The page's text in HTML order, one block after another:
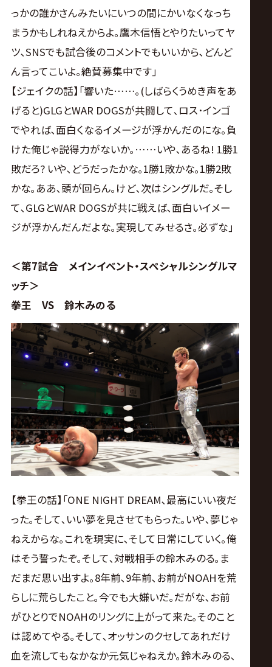
っかの誰かさんみたいにいつの間にかいなくなっち
まうかもしれねえからよ｡鷹木信悟とやりたいってヤ
ツ､SNSでも試合後のコメントでもいいから､どんど
ん言ってこいよ｡絶賛募集中です｣
【ジェイクの話】｢響いた……｡(しばらくうめき声をあ
げると)GLGとWAR DOGSが共闘して､ロス･インゴ
でやれば､面白くなるイメージが浮かんだのにな｡負
けた俺じゃ説得力がないか｡……いや､あるね! 1勝1
敗だろ? いや､どうだったかな｡1勝1敗かな｡1勝2敗
かな｡ああ､頭が回らん｡けど､次はシングルだ｡そし
て､GLGとWAR DOGSが共に戦えば､面白いイメー
ジが浮かんだんだよな｡実現してみせるさ｡必ずな｣
＜第7試合 メインイベント・スペシャルシングルマ
ッチ＞
拳王 VS 鈴木みのる
【拳王の話】｢ONE NIGHT DREAM､最高にいい夜だ
った｡そして､いい夢を見させてもらった｡いや､夢じゃ
ねえからな｡これを現実に､そして日常にしていく｡俺
はそう誓ったぞ｡そして､対戦相手の鈴木みのる｡ま
だまだ思い出すよ｡8年前､9年前､お前がNOAHを荒
らしに荒らしたこと｡今でも大嫌いだ｡だがな､お前
がひとりでNOAHのリングに上がって来た｡そのこと
は認めてやる｡そして､オッサンのクセしてあれだけ
血を流してもなかなか元気じゃねえか｡鈴木みのる､